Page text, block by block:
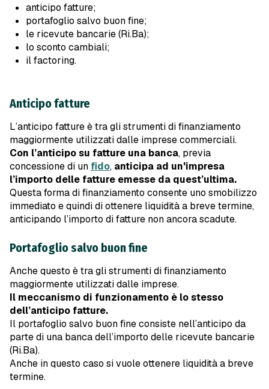
anticipo fatture;
portafoglio salvo buon fine;
le ricevute bancarie (Ri.Ba);
lo sconto cambiali;
il factoring.
Anticipo fatture
L’anticipo fatture è tra gli strumenti di finanziamento
maggiormente utilizzati dalle imprese commerciali.
Con l’anticipo su fatture una banca, previa
concessione di un fido, anticipa ad un'impresa
l’importo delle fatture emesse da quest’ultima.
Questa forma di finanziamento consente uno smobilizzo
immediato e quindi di ottenere liquidità a breve termine,
anticipando l’importo di fatture non ancora scadute.
Portafoglio salvo buon fine
Anche questo è tra gli strumenti di finanziamento
maggiormente utilizzati dalle imprese.
Il meccanismo di funzionamento è lo stesso
dell’anticipo fatture.
Il portafoglio salvo buon fine consiste nell’anticipo da
parte di una banca dell’importo delle ricevute bancarie
(Ri.Ba).
Anche in questo caso si vuole ottenere liquidità a breve
termine.